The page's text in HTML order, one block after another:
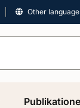
Other